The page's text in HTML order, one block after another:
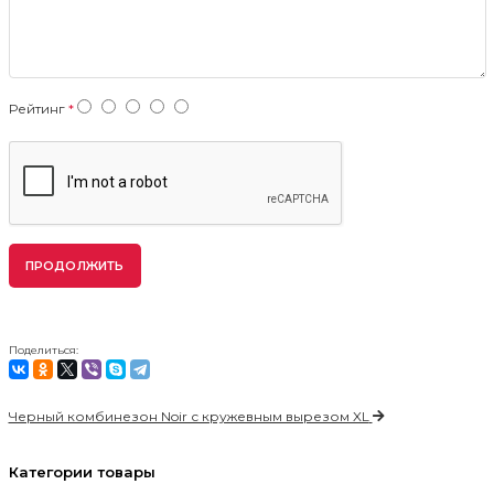
Рейтинг
ПРОДОЛЖИТЬ
Поделиться:
Черный комбинезон Noir с кружевным вырезом XL
Категории товары